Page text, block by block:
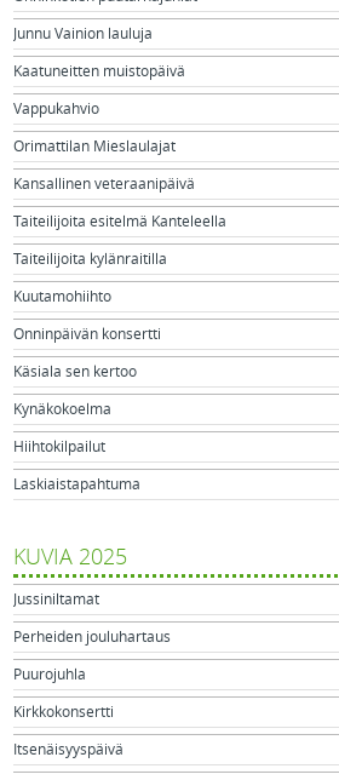
Junnu Vainion lauluja
Kaatuneitten muistopäivä
Vappukahvio
Orimattilan Mieslaulajat
Kansallinen veteraanipäivä
Taiteilijoita esitelmä Kanteleella
Taiteilijoita kylänraitilla
Kuutamohiihto
Onninpäivän konsertti
Käsiala sen kertoo
Kynäkokoelma
Hiihtokilpailut
Laskiaistapahtuma
KUVIA 2025
Jussiniltamat
Perheiden jouluhartaus
Puurojuhla
Kirkkokonsertti
Itsenäisyyspäivä